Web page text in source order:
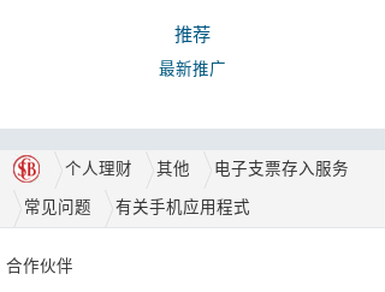
推荐
最新推广
个人理财 其他 电子支票存入服务
常见问题 有关手机应用程式
合作伙伴